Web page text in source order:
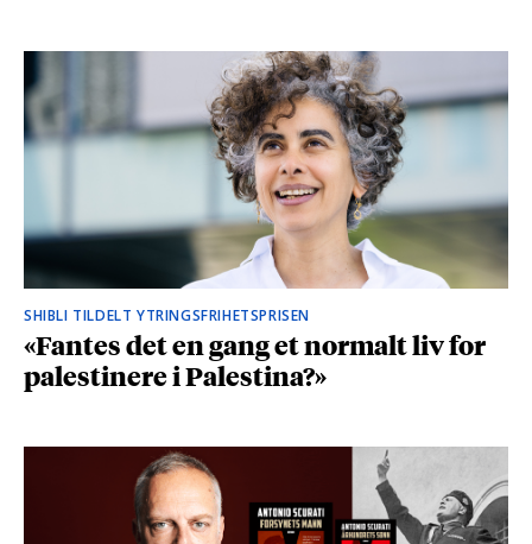
SHIBLI TILDELT YTRINGSFRIHETSPRISEN
«Fantes det en gang et normalt liv for
palestinere i Palestina?»